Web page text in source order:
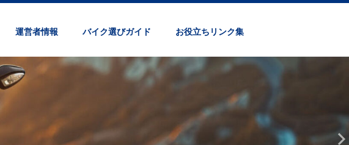
運営者情報 バイク選びガイド お役立ちリンク集